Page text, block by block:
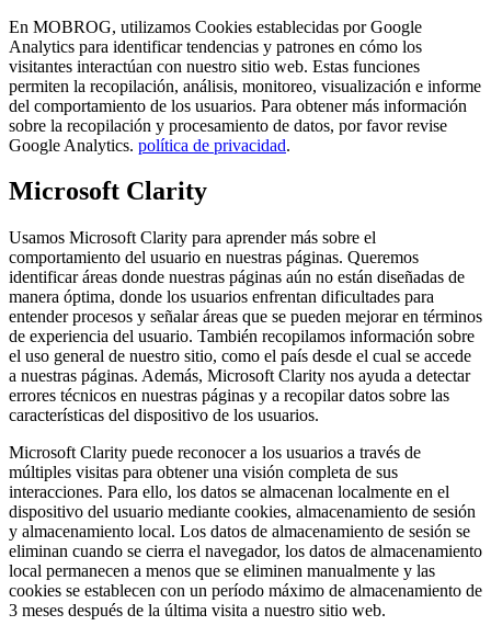
En MOBROG, utilizamos Cookies establecidas por Google
Analytics para identificar tendencias y patrones en cómo los
visitantes interactúan con nuestro sitio web. Estas funciones
permiten la recopilación, análisis, monitoreo, visualización e informe
del comportamiento de los usuarios. Para obtener más información
sobre la recopilación y procesamiento de datos, por favor revise
Google Analytics. política de privacidad.
Microsoft Clarity
Usamos Microsoft Clarity para aprender más sobre el
comportamiento del usuario en nuestras páginas. Queremos
identificar áreas donde nuestras páginas aún no están diseñadas de
manera óptima, donde los usuarios enfrentan dificultades para
entender procesos y señalar áreas que se pueden mejorar en términos
de experiencia del usuario. También recopilamos información sobre
el uso general de nuestro sitio, como el país desde el cual se accede
a nuestras páginas. Además, Microsoft Clarity nos ayuda a detectar
errores técnicos en nuestras páginas y a recopilar datos sobre las
características del dispositivo de los usuarios.
Microsoft Clarity puede reconocer a los usuarios a través de
múltiples visitas para obtener una visión completa de sus
interacciones. Para ello, los datos se almacenan localmente en el
dispositivo del usuario mediante cookies, almacenamiento de sesión
y almacenamiento local. Los datos de almacenamiento de sesión se
eliminan cuando se cierra el navegador, los datos de almacenamiento
local permanecen a menos que se eliminen manualmente y las
cookies se establecen con un período máximo de almacenamiento de
3 meses después de la última visita a nuestro sitio web.